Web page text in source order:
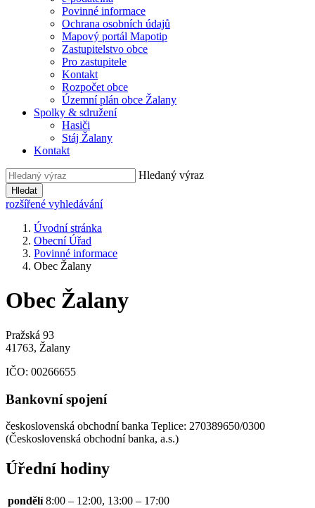
Povinné informace
Ochrana osobních údajů
Mapový portál Mapotip
Zastupitelstvo obce
Pro zastupitele
Kontakt
Rozpočet obce
Územní plán obce Žalany
Spolky & sdružení
Hasiči
Stáj Žalany
Kontakt
Hledaný výraz
Hledat
rozšířené vyhledávání
Úvodní stránka
Obecní Úřad
Povinné informace
Obec Žalany
Obec Žalany
Pražská 93
41763, Žalany
IČO: 00266655
Bankovní spojení
československá obchodní banka Teplice: 270389650/0300
(Československá obchodní banka, a.s.)
Úřední hodiny
pondělí 8:00 – 12:00, 13:00 – 17:00